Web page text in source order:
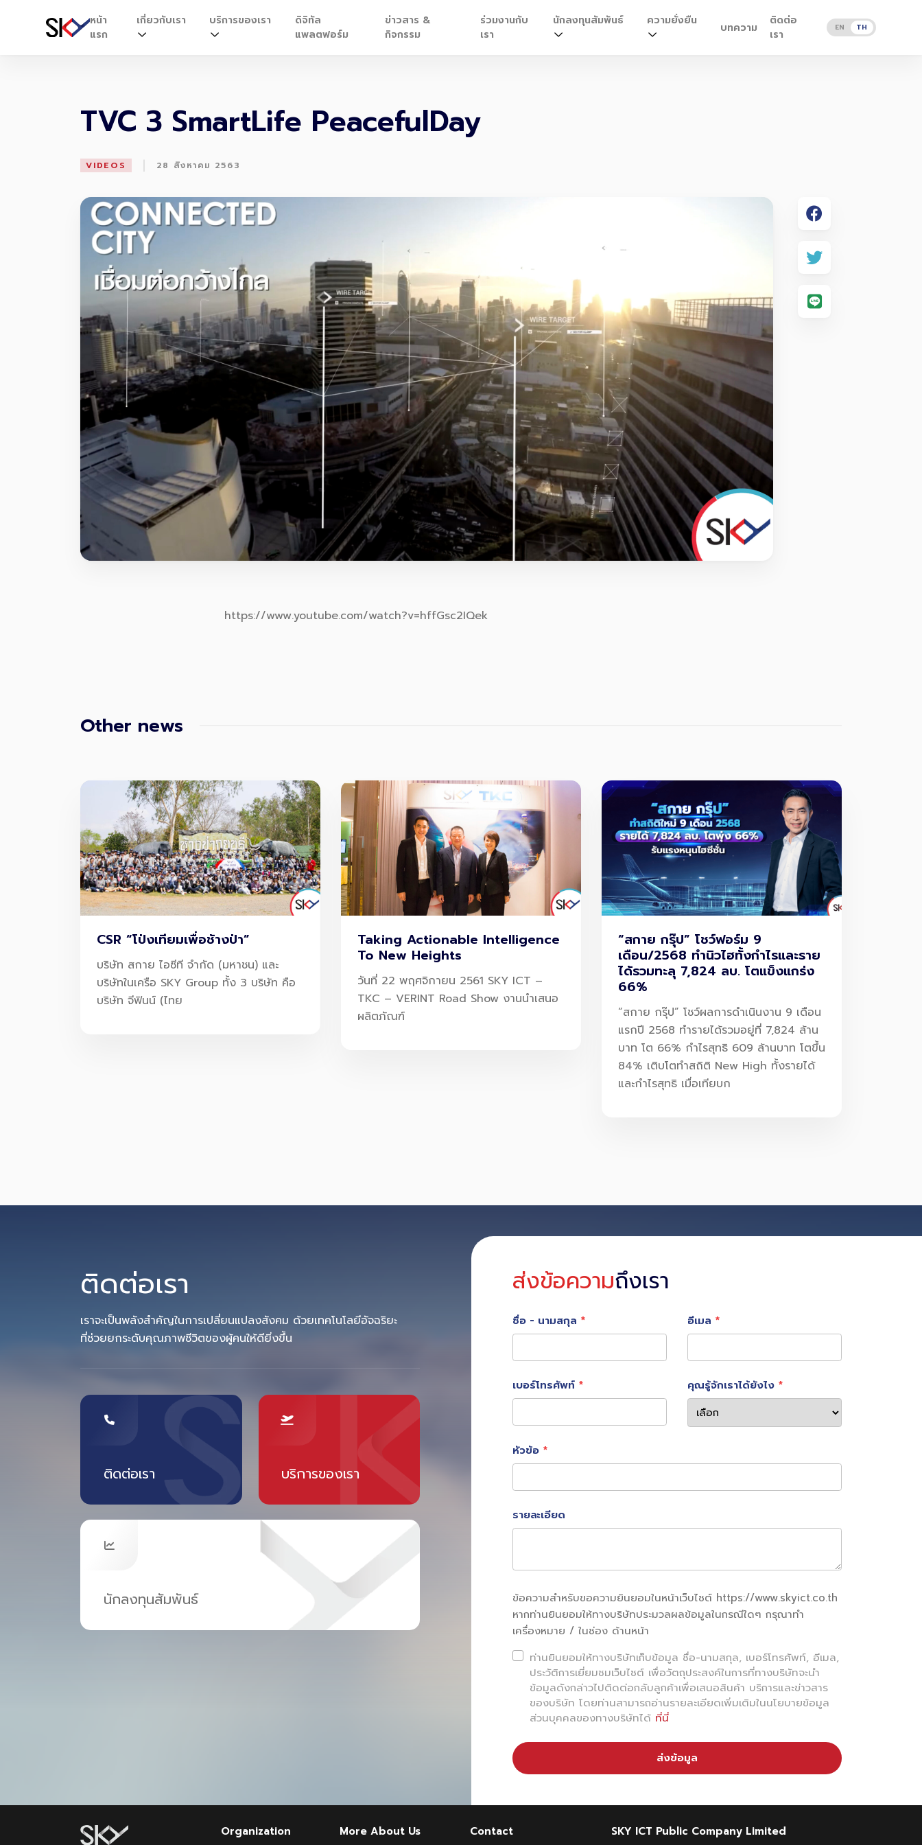
หน้า
แรก
เกี่ยวกับเรา บริการของเรา
ดิจิทัล
แพลตฟอร์ม
ข่าวสาร &
กิจกรรม
ร่วมงานกับ
เรา
นักลงทุนสัมพันธ์ ความยั่งยืน บทความ
ติดต่อ
เรา
EN TH
TVC 3 SmartLife PeacefulDay
VIDEOS | 28 สิงหาคม 2563
https://www.youtube.com/watch?v=hffGsc2IQek
Other news
CSR “โป่งเทียมเพื่อช้างป่า”
บริษัท สกาย ไอซีที จำกัด (มหาชน) และ
บริษัทในเครือ SKY Group ทั้ง 3 บริษัท คือ
บริษัท จีฟินน์ (ไทย
Taking Actionable Intelligence
To New Heights
วันที่ 22 พฤศจิกายน 2561 SKY ICT –
TKC – VERINT Road Show งานนำเสนอ
ผลิตภัณฑ์
“สกาย กรุ๊ป” โชว์ฟอร์ม 9
เดือน/2568 ทำนิวไฮทั้งกำไรและราย
ได้รวมทะลุ 7,824 ลบ. โตแข็งแกร่ง
66%
“สกาย กรุ๊ป” โชว์ผลการดำเนินงาน 9 เดือน
แรกปี 2568 ทำรายได้รวมอยู่ที่ 7,824 ล้าน
บาท โต 66% กำไรสุทธิ 609 ล้านบาท โตขึ้น
84% เติบโตทำสถิติ New High ทั้งรายได้
และกำไรสุทธิ เมื่อเทียบก
ติดต่อเรา
เราจะเป็นพลังสำคัญในการเปลี่ยนแปลงสังคม ด้วยเทคโนโลยีอัจฉริยะ
ที่ช่วยยกระดับคุณภาพชีวิตของผู้คนให้ดียิ่งขึ้น
ติดต่อเรา บริการของเรา
นักลงทุนสัมพันธ์
ส่งข้อความถึงเรา
ชื่อ - นามสกุล อีเมล
เบอร์โทรศัพท์ คุณรู้จักเราได้ยังไง
หัวข้อ
รายละเอียด
ข้อความสำหรับขอความยินยอมในหน้าเว็บไซต์ https://www.skyict.co.th
หากท่านยินยอมให้ทางบริษัทประมวลผลข้อมูลในกรณีใดๆ กรุณาทำ
เครื่องหมาย / ในช่อง ด้านหน้า
ท่านยินยอมให้ทางบริษัทเก็บข้อมูล ชื่อ-นามสกุล, เบอร์โทรศัพท์, อีเมล,
ประวัติการเยี่ยมชมเว็บไซต์ เพื่อวัตถุประสงค์ในการที่ทางบริษัทจะนำ
ข้อมูลดังกล่าวไปติดต่อกลับลูกค้าเพื่อเสนอสินค้า บริการและข่าวสาร
ของบริษัท โดยท่านสามารถอ่านรายละเอียดเพิ่มเติมในนโยบายข้อมูล
ส่วนบุคคลของทางบริษัทได้ ที่นี่
ส่งข้อมูล
Organization More About Us Contact SKY ICT Public Company Limited